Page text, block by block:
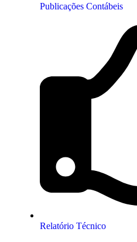
Publicações Contábeis
Relatório Técnico